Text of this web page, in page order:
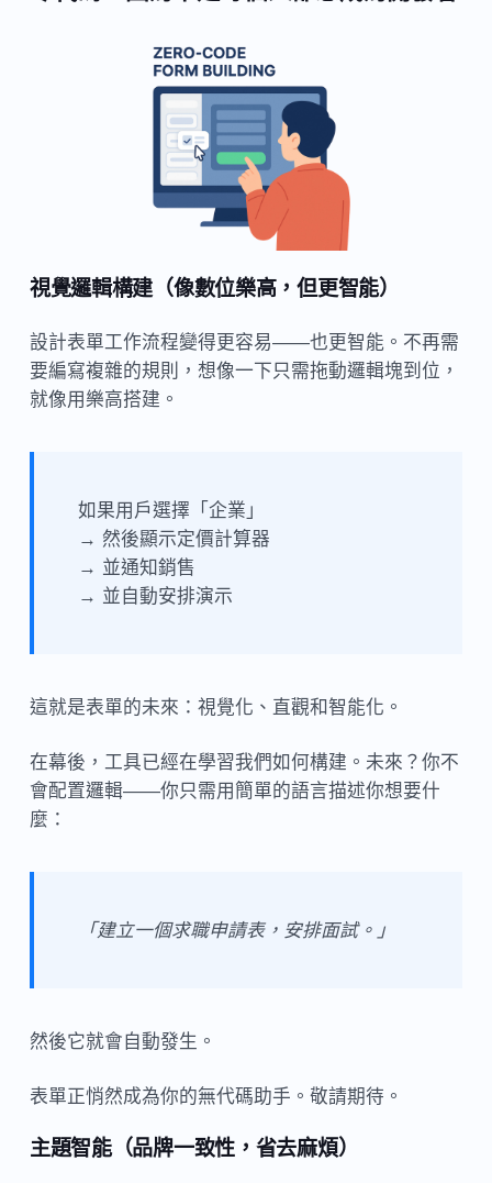
視覺邏輯構建（像數位樂高，但更智能）
設計表單工作流程變得更容易——也更智能。不再需
要編寫複雜的規則，想像一下只需拖動邏輯塊到位，
就像用樂高搭建。
如果用戶選擇「企業」
→ 然後顯示定價計算器
→ 並通知銷售
→ 並自動安排演示
這就是表單的未來：視覺化、直觀和智能化。
在幕後，工具已經在學習我們如何構建。未來？你不
會配置邏輯——你只需用簡單的語言描述你想要什
麼：
「建立一個求職申請表，安排面試。」
然後它就會自動發生。
表單正悄然成為你的無代碼助手。敬請期待。
主題智能（品牌一致性，省去麻煩）